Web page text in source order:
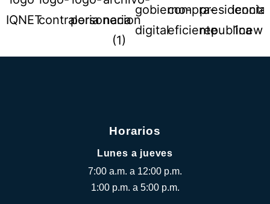
Horarios
Lunes a jueves
7:00 a.m. a 12:00 p.m.
1:00 p.m. a 5:00 p.m.